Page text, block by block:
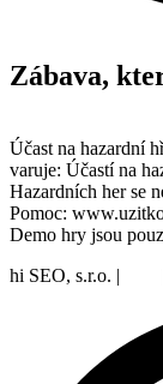
Zábava,
Účast na hazardní
varuje: Účastí na
Hazardních her se
Pomoc:
Demo hry jsou
hi SEO, s.r.o. |